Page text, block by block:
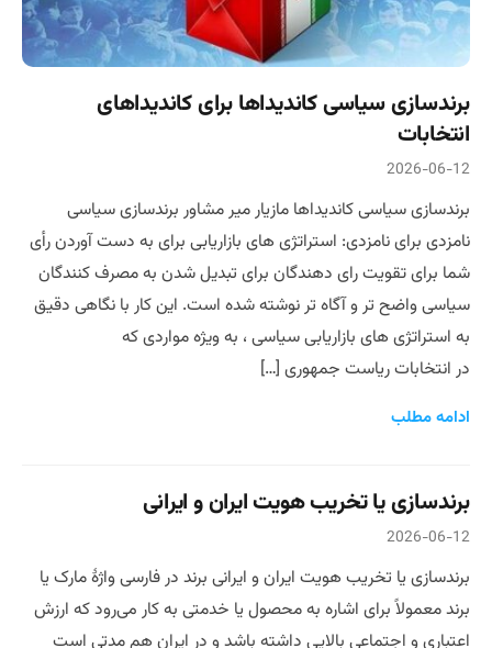
برندسازی سیاسی کاندیداها برای کاندیداهای
انتخابات
2026-06-12
برندسازی سیاسی کاندیداها مازیار میر مشاور برندسازی سیاسی
نامزدی برای نامزدی: استراتژی های بازاریابی برای به دست آوردن رأی
شما برای تقویت رای دهندگان برای تبدیل شدن به مصرف کنندگان
سیاسی واضح تر و آگاه تر نوشته شده است. این کار با نگاهی دقیق
به استراتژی های بازاریابی سیاسی ، به ویژه مواردی که
در انتخابات ریاست جمهوری […]
ادامه مطلب
برندسازی یا تخریب هویت ایران و ایرانی
2026-06-12
برندسازی یا تخریب هویت ایران و ایرانی برند در فارسی واژهٔ مارک یا
برند معمولاً برای اشاره به محصول یا خدمتی به‌ کار می‌رود که ارزش
اعتباری و اجتماعی بالایی داشته باشد و در ایران هم مدتی است